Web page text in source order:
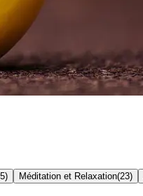
) Méditation et Relaxation(23)